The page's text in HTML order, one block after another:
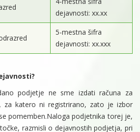
dejavnosti: xx.xx
5-mestna šifra
dejavnosti: xx.xxx
podjetje ne sme izdati računa za
za katero ni registrirano, zato je izbor
pomemben.Naloga podjetnika torej je,
razmisli o dejavnostih podjetja, pri